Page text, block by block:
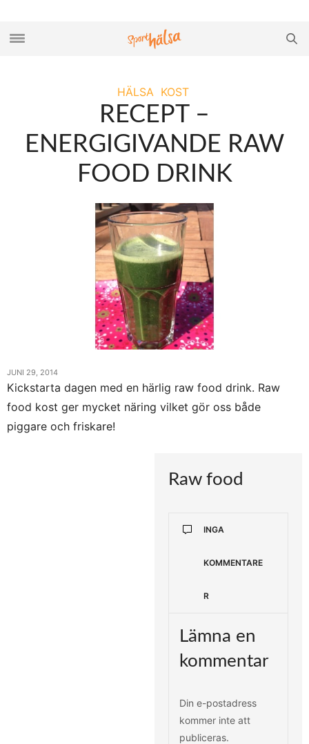
HÄLSA KOST
RECEPT –
ENERGIGIVANDE RAW
FOOD DRINK
JUNI 29, 2014
Kickstarta dagen med en härlig raw food drink. Raw
food kost ger mycket näring vilket gör oss både
piggare och friskare!
Raw food
INGA
KOMMENTARE
R
Lämna en
kommentar
Din e-postadress
kommer inte att
publiceras.